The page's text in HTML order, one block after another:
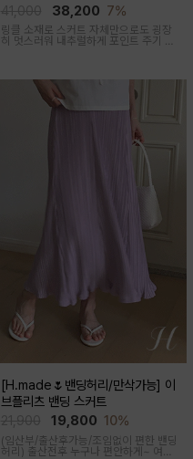
38,200 7%
링클 소재로 스커트 자체만으로도 굉장
히 멋스러워 내추럴하게 포인트 주기 좋
[H.made🌷밴딩허리/만삭가능] 이
브플리츠 밴딩 스커트
19,800 10%
(임산부/출산후가능/조임없이 편한 밴딩
허리) 출산전후 누구나 편안하게~ 여성